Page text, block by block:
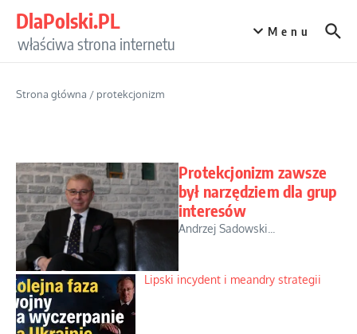
DlaPolski.PL
właściwa strona internetu
Menu
Strona główna / protekcjonizm
Protekcjonizm zawsze
był narzędziem dla grup
interesów
Andrzej Sadowski...
Lipski incydent i meandry strategii